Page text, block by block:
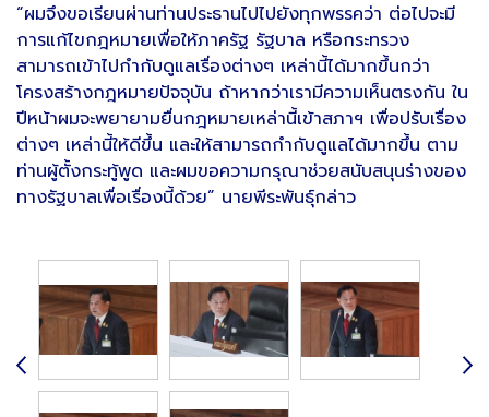
“ผมจึงขอเรียนผ่านท่านประธานไปไปยังทุกพรรคว่า ต่อไปจะมี
การแก้ไขกฎหมายเพื่อให้ภาครัฐ รัฐบาล หรือกระทรวง
สามารถเข้าไปกำกับดูแลเรื่องต่างๆ เหล่านี้ได้มากขึ้นกว่า
โครงสร้างกฎหมายปัจจุบัน ถ้าหากว่าเรามีความเห็นตรงกัน ใน
ปีหน้าผมจะพยายามยื่นกฎหมายเหล่านี้เข้าสภาฯ เพื่อปรับเรื่อง
ต่างๆ เหล่านี้ให้ดีขึ้น และให้สามารถกำกับดูแลได้มากขึ้น ตาม
ท่านผู้ตั้งกระทู้พูด และผมขอความกรุณาช่วยสนับสนุนร่างของ
ทางรัฐบาลเพื่อเรื่องนี้ด้วย” นายพีระพันธุ์กล่าว